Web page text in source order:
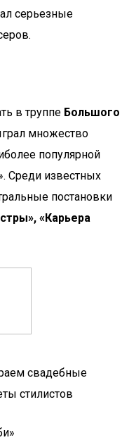
серьезные
в труппе Большого
множество
популярной
Среди известных
постановки
«Карьера
свадебные
стилистов